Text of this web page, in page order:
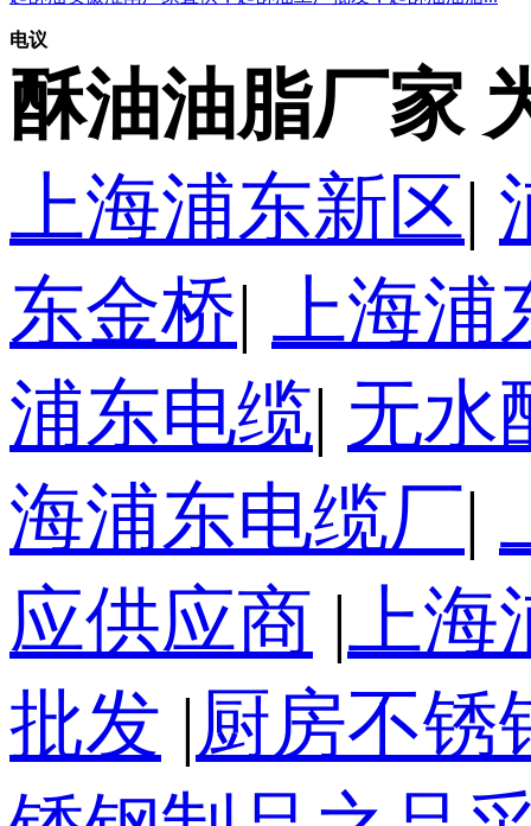
电议
酥油油脂厂家
上海浦东新区|
东金桥| 上海浦
浦东电缆| 无水
海浦东电缆厂|
应供应商 |上海
批发 |厨房不锈